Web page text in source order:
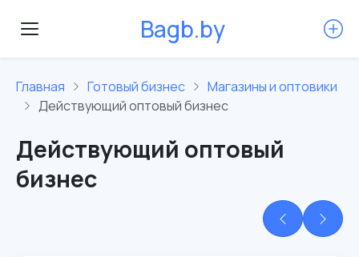
Bagb.by
Главная Готовый бизнес
Магазины и оптовики
Действующий оптовый бизнес
Действующий оптовый
бизнес